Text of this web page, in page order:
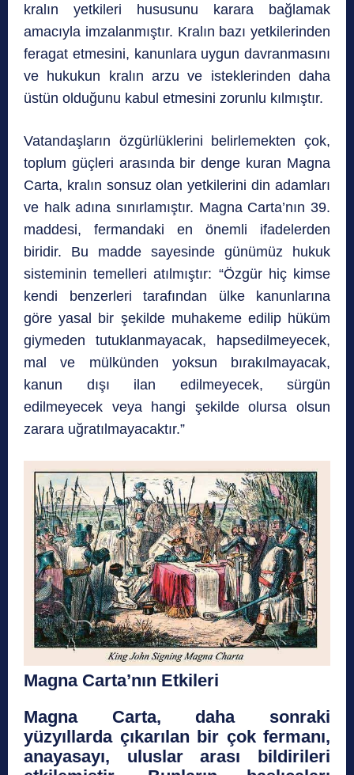
kralın yetkileri hususunu karara bağlamak
amacıyla imzalanmıştır. Kralın bazı yetkilerinden
feragat etmesini, kanunlara uygun davranmasını
ve hukukun kralın arzu ve isteklerinden daha
üstün olduğunu kabul etmesini zorunlu kılmıştır.
Vatandaşların özgürlüklerini belirlemekten çok,
toplum güçleri arasında bir denge kuran Magna
Carta, kralın sonsuz olan yetkilerini din adamları
ve halk adına sınırlamıştır. Magna Carta’nın 39.
maddesi, fermandaki en önemli ifadelerden
biridir. Bu madde sayesinde günümüz hukuk
sisteminin temelleri atılmıştır: “Özgür hiç kimse
kendi benzerleri tarafından ülke kanunlarına
göre yasal bir şekilde muhakeme edilip hüküm
giymeden tutuklanmayacak, hapsedilmeyecek,
mal ve mülkünden yoksun bırakılmayacak,
kanun dışı ilan edilmeyecek, sürgün
edilmeyecek veya hangi şekilde olursa olsun
zarara uğratılmayacaktır.”
Magna Carta’nın Etkileri
Magna Carta, daha sonraki
yüzyıllarda çıkarılan bir çok fermanı,
anayasayı, uluslar arası bildirileri